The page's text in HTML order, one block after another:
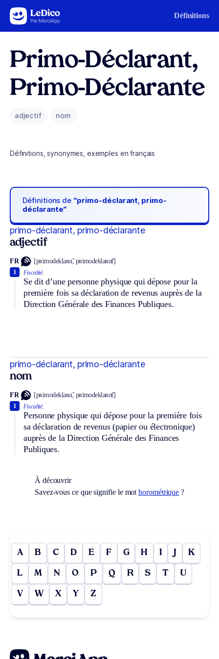
Aller au contenu Définitions
Primo-Déclarant,
Primo-Déclarante
adjectif nom
Définitions, synonymes, exemples en français
Définitions de “primo-déclarant, primo-
déclarante“
primo-déclarant, primo-déclarante
adjectif
FR [pʀimodeklaʀɑ̃, pʀimodeklaʀɑ̃t]
Fiscalité.
Se dit d’une personne physique qui dépose pour la
première fois sa déclaration de revenus auprès de la
Direction Générale des Finances Publiques.
1
primo-déclarant, primo-déclarante
nom
FR [pʀimodeklaʀɑ̃, pʀimodeklaʀɑ̃t]
Fiscalité.
Personne physique qui dépose pour la première fois
sa déclaration de revenus (papier ou électronique)
auprès de la Direction Générale des Finances
Publiques.
1
À découvrir
Savez-vous ce que signifie le mothorométrique ?
A B C D E F G H I J K
L M N O P Q R S T U
V W X Y Z